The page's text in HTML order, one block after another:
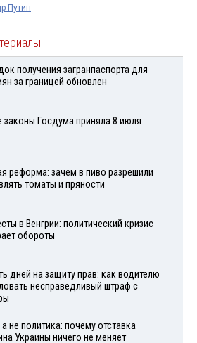
Путин
получения загранпаспорта для
за границей обновлен
законы Госдума приняла 8 июля
реформа: зачем в пиво разрешили
томаты и пряности
в Венгрии: политический кризис
обороты
дней на защиту прав: как водителю
несправедливый штраф с
а не политика: почему отставка
Украины ничего не меняет